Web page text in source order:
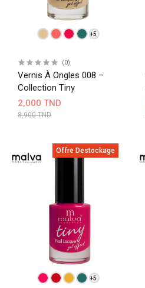
+5
(0)
Vernis À Ongles 008 –
Collection Tiny
2,000 TND
8,900 TND
Offre Destockage
+5